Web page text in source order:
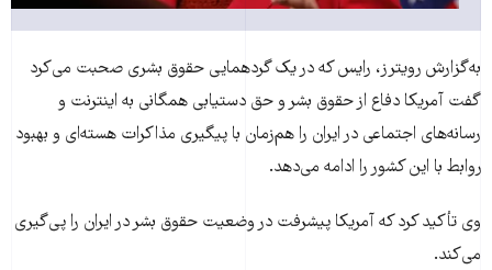
به‌گزارش رويترز، رايس که در يک گردهمايی حقوق بشری صحبت می‌کرد
گفت آمريکا دفاع از حقوق بشر و حق دستيابی همگانی به اينترنت و
رسانه‌های اجتماعی در ايران را هم‌زمان با پيگيری مذاکرات هسته‌ای و بهبود
روابط با اين کشور را ادامه می‌دهد.
وی تأکيد کرد که آمريکا پيشرفت در وضعيت حقوق بشر در ايران را پی‌گيری
می‌کند.